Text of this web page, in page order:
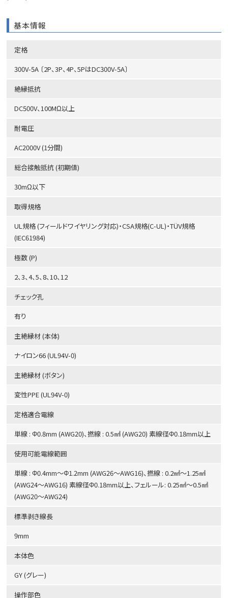
基本情報
定格
300V-5A 〔2P、3P、4P、5PはDC300V-5A〕
絶縁抵抗
DC500V、100MΩ以上
耐電圧
AC2000V (1分間)
総合接触抵抗 (初期値)
30mΩ以下
取得規格
UL規格 (フィールドワイヤリング対応)・CSA規格(C-UL)・TÜV規格
(IEC61984)
極数 (P)
2、3、4、5、8、10、12
チェック孔
有り
主絶縁材 (本体)
ナイロン66 (UL94V-0)
主絶縁材 (ボタン)
変性PPE (UL94V-0)
定格適合電線
単線 : Φ0.8mm (AWG20)、撚線 : 0.5㎟ (AWG20) 素線径Φ0.18mm以上
使用可能電線範囲
単線 : Φ0.4mm～Φ1.2mm (AWG26～AWG16)、撚線 : 0.2㎟～1.25㎟
(AWG24～AWG16) 素線径Φ0.18mm以上、フェルール: 0.25㎟～0.5㎟
(AWG20～AWG24)
標準剥き線長
9mm
本体色
GY (グレー)
操作部色